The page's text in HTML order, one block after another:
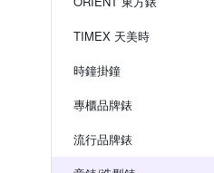
TIMEX 天美時
時鐘掛鐘
專櫃品牌錶
流行品牌錶